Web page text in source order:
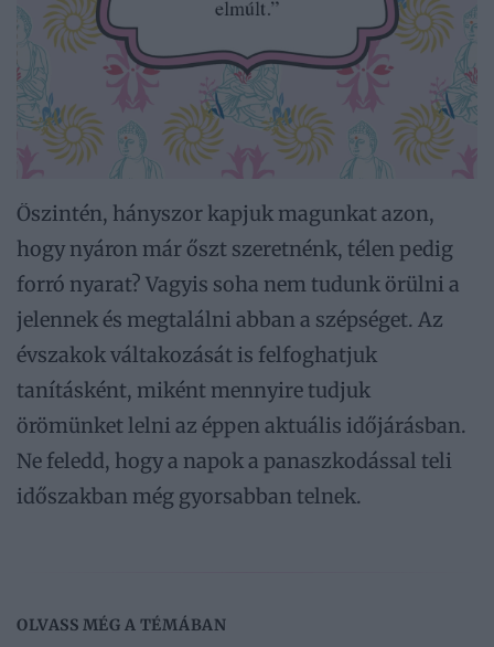
Őszintén, hányszor kapjuk magunkat azon,
hogy nyáron már őszt szeretnénk, télen pedig
forró nyarat? Vagyis soha nem tudunk örülni a
jelennek és megtalálni abban a szépséget. Az
évszakok váltakozását is felfoghatjuk
tanításként, miként mennyire tudjuk
örömünket lelni az éppen aktuális időjárásban.
Ne feledd, hogy a napok a panaszkodással teli
időszakban még gyorsabban telnek.
OLVASS MÉG A TÉMÁBAN